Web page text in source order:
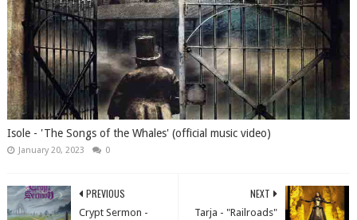
Isole - 'The Songs of the Whales' (official music video)
January 20, 2023 0
NEXT
Tarja - "Railroads"
PREVIOUS
Crypt Sermon -